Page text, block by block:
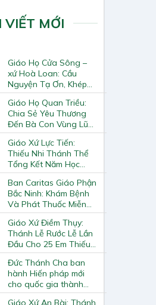
VIẾT MỚI
Giáo Họ Cửa Sông –
xứ Hoà Loan: Cầu
Nguyện Tạ Ơn, Khép
Lại Khóa Huấn Luyện
Giáo Lý Viên Cấp II
Giáo Họ Quan Triều:
Chia Sẻ Yêu Thương
Đến Bà Con Vùng Lũ
Lai Châu
Giáo Xứ Lực Tiến:
Thiếu Nhi Thánh Thể
Tổng Kết Năm Học
Giáo Lý
Ban Caritas Giáo Phận
Bắc Ninh: Khám Bệnh
Và Phát Thuốc Miễn
Phí Tại Giáo Xứ Đồng
Chương
Giáo Xứ Điềm Thụy:
Thánh Lễ Rước Lễ Lần
Đầu Cho 25 Em Thiếu
Nhi
Đức Thánh Cha ban
hành Hiến pháp mới
cho quốc gia thành
Vatican
Giáo Xứ An Bài: Thánh